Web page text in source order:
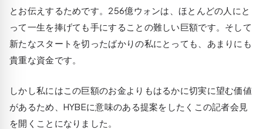
とお伝えするためです。256億ウォンは、ほとんどの人にと
って一生を捧げても手にすることの難しい巨額です。そして
新たなスタートを切ったばかりの私にとっても、あまりにも
貴重な資金です。
しかし私にはこの巨額のお金よりもはるかに切実に望む価値
があるため、HYBEに意味のある提案をしたくこの記者会見
を開くことになりました。